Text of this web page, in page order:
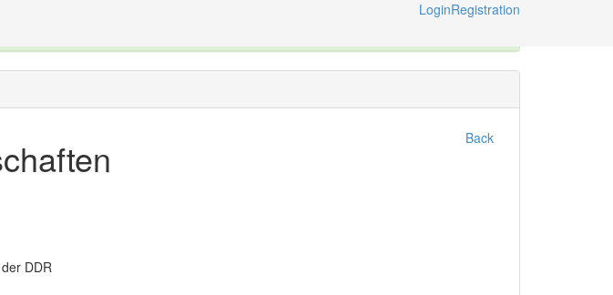
LoginRegistration
Back
DDR